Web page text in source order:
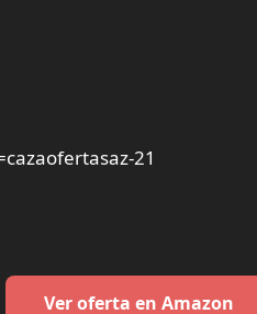
21
Ver oferta en Amazon